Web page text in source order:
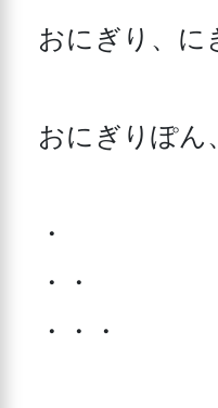
おにぎり、に
おにぎりぽ
・
・・
・・・